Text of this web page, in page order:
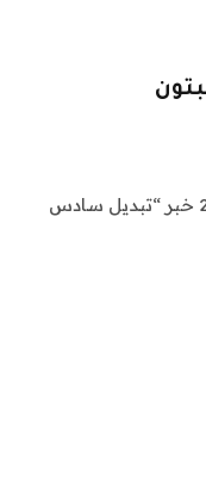
اشراق العالم 24 متابعات عالمية عاجلة: نقدم لكم في اشراق العالم24 خبر “تبديل سادس